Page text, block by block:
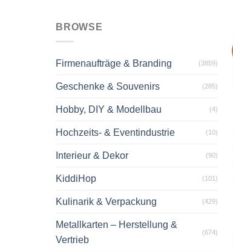
BROWSE
Firmenaufträge & Branding (3859)
Geschenke & Souvenirs (285)
Hobby, DIY & Modellbau (4)
Hochzeits- & Eventindustrie (10)
Interieur & Dekor (90)
KiddiHop (101)
Kulinarik & Verpackung (429)
Metallkarten – Herstellung &
Vertrieb
(674)